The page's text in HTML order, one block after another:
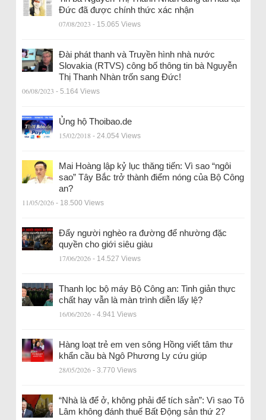
Đức đã được chính thức xác nhận
07/08/2023 - 15.065 Views
Đài phát thanh và Truyền hình nhà nước
Slovakia (RTVS) công bố thông tin bà Nguyễn
Thị Thanh Nhàn trốn sang Đức!
06/08/2023 - 5.164 Views
Ủng hộ Thoibao.de
15/02/2018 - 24.054 Views
Mai Hoàng lập kỷ lục thăng tiến: Vì sao “ngôi
sao” Tây Bắc trở thành điểm nóng của Bộ Công
an?
11/05/2026 - 18.500 Views
Đẩy người nghèo ra đường để nhường đặc
quyền cho giới siêu giàu
17/06/2026 - 14.527 Views
Thanh lọc bộ máy Bộ Công an: Tinh giản thực
chất hay vẫn là màn trình diễn lấy lệ?
16/06/2026 - 4.941 Views
Hàng loạt trẻ em ven sông Hồng viết tâm thư
khẩn cầu bà Ngô Phương Ly cứu giúp
28/05/2026 - 3.770 Views
“Nhà là để ở, không phải để tích sản”: Vì sao Tô
Lâm không đánh thuế Bất Động sản thứ 2?